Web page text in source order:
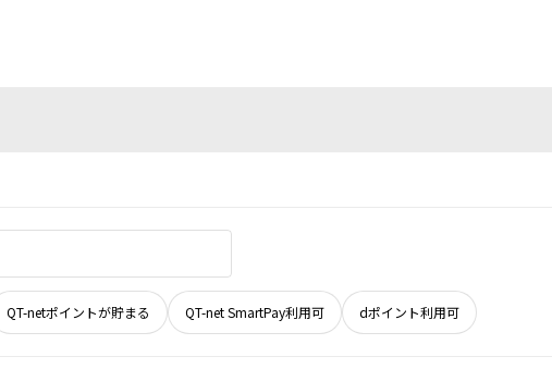
QT-netポイントが貯まる QT-net SmartPay利用可 dポイント利用可